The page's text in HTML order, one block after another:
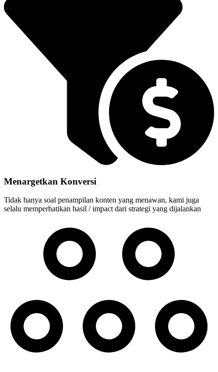
Menargetkan Konversi
Tidak hanya soal penampilan konten yang menawan, kami juga
selalu memperhatikan hasil / impact dari strategi yang dijalankan